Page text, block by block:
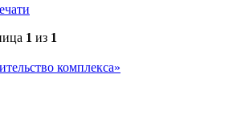
1 из 1
комплекса»